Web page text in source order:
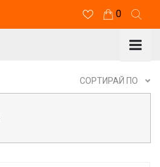
0
СОРТИРАЙ ПО